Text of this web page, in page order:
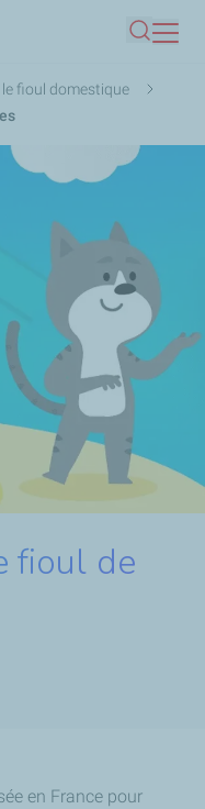
fioul domestique
fioul de
en France pour